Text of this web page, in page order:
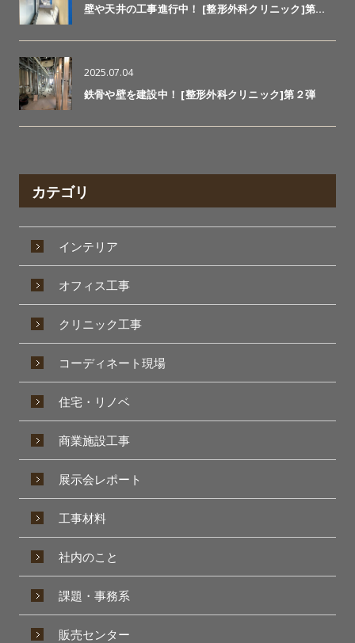
壁や天井の工事進行中！ [整形外科クリニック]第…
2025.07.04
鉄骨や壁を建設中！ [整形外科クリニック]第２弾
カテゴリ
インテリア
オフィス工事
クリニック工事
コーディネート現場
住宅・リノベ
商業施設工事
展示会レポート
工事材料
社内のこと
課題・事務系
販売センター